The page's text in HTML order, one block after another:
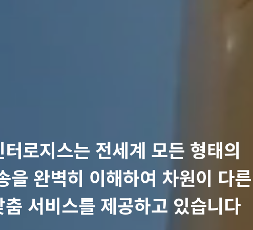
터로지스는 전세계 모든 형태의
을 완벽히 이해하여 차원이 다른
춤 서비스를 제공하고 있습니다